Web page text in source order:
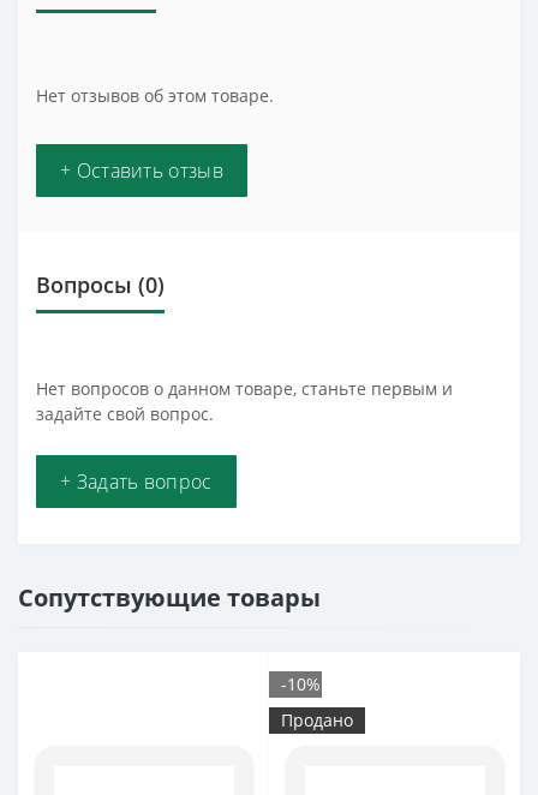
Нет отзывов об этом товаре.
+ Оставить отзыв
Вопросы (0)
Нет вопросов о данном товаре, станьте первым и
задайте свой вопрос.
+ Задать вопрос
Сопутствующие товары
-10%
Продано